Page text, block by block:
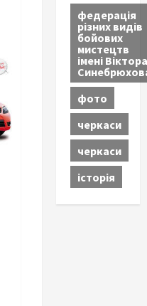
федерація
різних видів
бойових
мистецтв
імені Віктора
фото
черкаси
черкаси
історія